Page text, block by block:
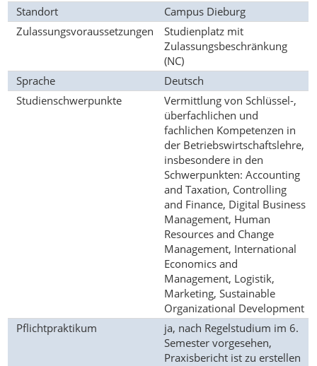
Standort
Campus Dieburg
Zulassungsvoraussetzungen
Studienplatz mit
Zulassungsbeschränkung
(NC)
Sprache
Deutsch
Studienschwerpunkte
Vermittlung von Schlüssel-,
überfachlichen und
fachlichen Kompetenzen in
der Betriebswirtschaftslehre,
insbesondere in den
Schwerpunkten: Accounting
and Taxation, Controlling
and Finance, Digital Business
Management, Human
Resources and Change
Management, International
Economics and
Management, Logistik,
Marketing, Sustainable
Organizational Development
Pflichtpraktikum
ja, nach Regelstudium im 6.
Semester vorgesehen,
Praxisbericht ist zu erstellen